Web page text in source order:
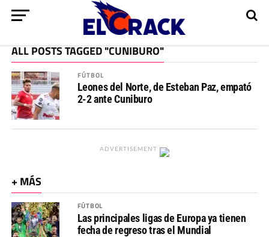
ALL POSTS TAGGED "CUNIBURO"
FÚTBOL
Leones del Norte, de Esteban Paz, empató
2-2 ante Cuniburo
ADVERTISEMENT
+ MÁS
FÚTBOL
Las principales ligas de Europa ya tienen
fecha de regreso tras el Mundial